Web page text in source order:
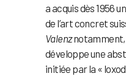
a acquis dès 1956
de l’art concret
Valenznotamment,
développe une
initiée par la «